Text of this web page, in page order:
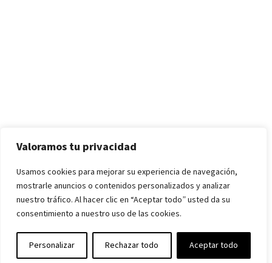
Valoramos tu privacidad
Usamos cookies para mejorar su experiencia de navegación,
mostrarle anuncios o contenidos personalizados y analizar
nuestro tráfico. Al hacer clic en “Aceptar todo” usted da su
consentimiento a nuestro uso de las cookies.
Personalizar Rechazar todo Aceptar todo